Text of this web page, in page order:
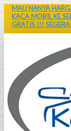
MAU NANYA
KACA MOBIL KE
GRATIS !!!